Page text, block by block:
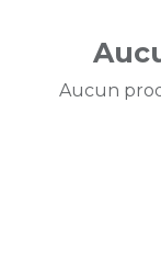
Aucun